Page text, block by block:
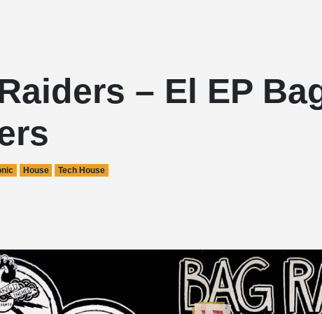
– El EP
House Tech House